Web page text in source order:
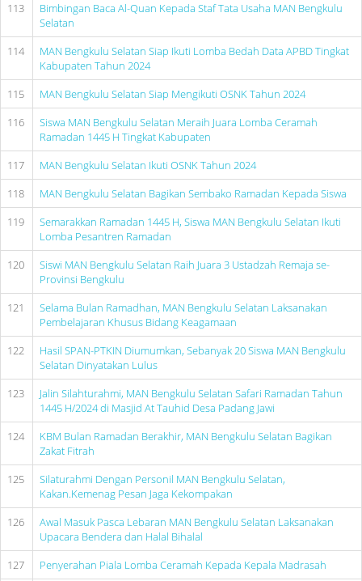
113
Bimbingan Baca Al-Quan Kepada Staf Tata Usaha MAN Bengkulu
Selatan
114
MAN Bengkulu Selatan Siap Ikuti Lomba Bedah Data APBD Tingkat
Kabupaten Tahun 2024
115
MAN Bengkulu Selatan Siap Mengikuti OSNK Tahun 2024
116
Siswa MAN Bengkulu Selatan Meraih Juara Lomba Ceramah
Ramadan 1445 H Tingkat Kabupaten
117
MAN Bengkulu Selatan Ikuti OSNK Tahun 2024
118
MAN Bengkulu Selatan Bagikan Sembako Ramadan Kepada Siswa
119
Semarakkan Ramadan 1445 H, Siswa MAN Bengkulu Selatan Ikuti
Lomba Pesantren Ramadan
120
Siswi MAN Bengkulu Selatan Raih Juara 3 Ustadzah Remaja se-
Provinsi Bengkulu
121
Selama Bulan Ramadhan, MAN Bengkulu Selatan Laksanakan
Pembelajaran Khusus Bidang Keagamaan
122
Hasil SPAN-PTKIN Diumumkan, Sebanyak 20 Siswa MAN Bengkulu
Selatan Dinyatakan Lulus
123
Jalin Silahturahmi, MAN Bengkulu Selatan Safari Ramadan Tahun
1445 H/2024 di Masjid At Tauhid Desa Padang Jawi
124
KBM Bulan Ramadan Berakhir, MAN Bengkulu Selatan Bagikan
Zakat Fitrah
125
Silaturahmi Dengan Personil MAN Bengkulu Selatan,
Kakan.Kemenag Pesan Jaga Kekompakan
126
Awal Masuk Pasca Lebaran MAN Bengkulu Selatan Laksanakan
Upacara Bendera dan Halal Bihalal
127
Penyerahan Piala Lomba Ceramah Kepada Kepala Madrasah